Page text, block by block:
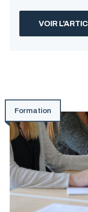
VOIR
Formation